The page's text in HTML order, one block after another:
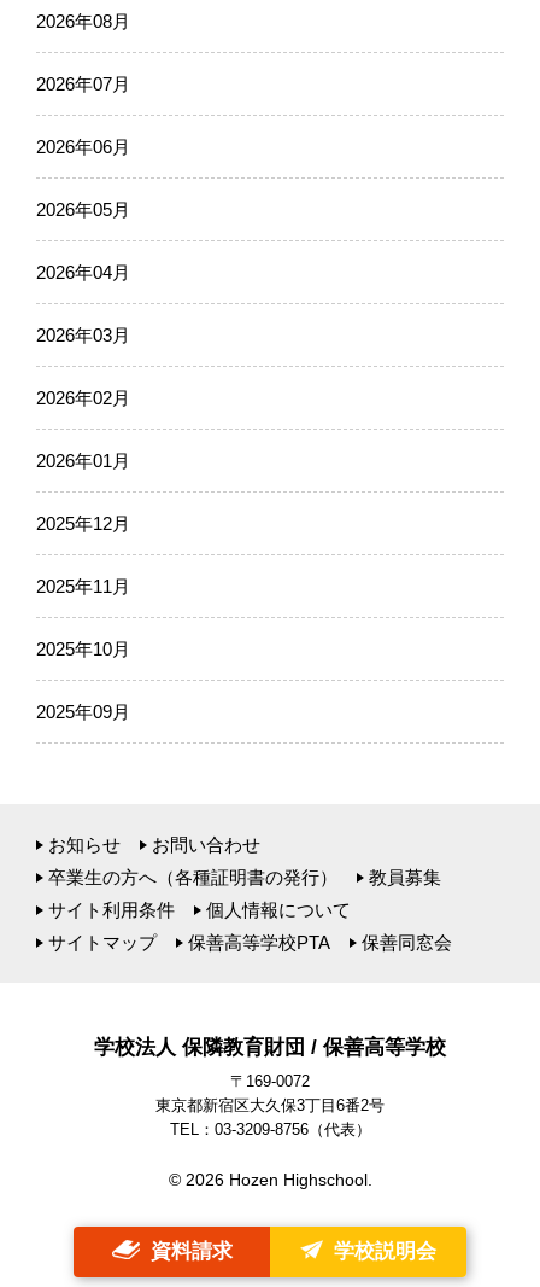
資料請求 学校説明会
2026年08月
2026年07月
2026年06月
2026年05月
2026年04月
2026年03月
2026年02月
2026年01月
2025年12月
2025年11月
2025年10月
2025年09月
お知らせ
お問い合わせ
卒業生の方へ（各種証明書の発行）
教員募集
サイト利用条件
個人情報について
サイトマップ
保善高等学校PTA 保善同窓会
学校法人 保隣教育財団 / 保善高等学校
〒169-0072
東京都新宿区大久保3丁目6番2号
TEL：03-3209-8756（代表）
© 2026 Hozen Highschool.